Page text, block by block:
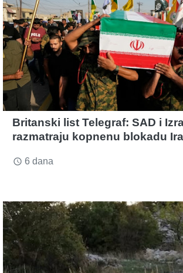
Britanski list Telegraf: SAD i
razmatraju kopnenu blokadu
access_time 6 dana